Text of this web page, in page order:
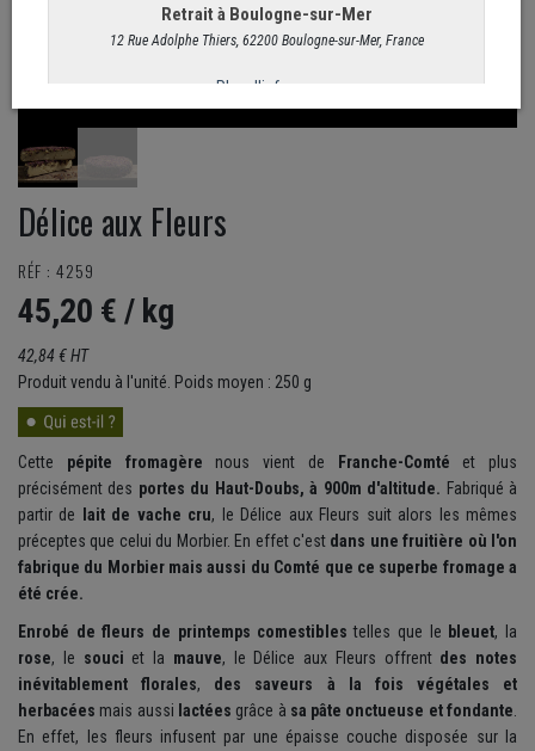
Délice aux Fleurs
RÉF : 4259
45,20 € / kg
42,84 € HT
Produit vendu à l'unité. Poids moyen : 250 g
Cette pépite fromagère nous vient de Franche-Comté et plus
précisément des portes du Haut-Doubs, à 900m d'altitude. Fabriqué à
partir de
lait de vache cru, le Délice aux Fleurs suit alors les mêmes
préceptes que celui du Morbier. En effet c'est dans une fruitière où l'on
fabrique du Morbier mais aussi du Comté que ce superbe fromage a
été crée.
Enrobé de fleurs de printemps comestibles telles que le bleuet, la
rose, le souci et la mauve, le Délice aux Fleurs offrent des notes
inévitablement florales, des saveurs à la fois végétales et
herbacées mais aussi lactées grâce à sa pâte onctueuse et fondante.
En effet, les fleurs infusent par une épaisse couche disposée sur la